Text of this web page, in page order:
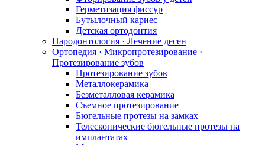
Герметизация фиссур
Бутылочный кариес
Детская ортодонтия
Пародонтология · Лечение десен
Ортопедия · Микропротезирование ·
Протезирование зубов
Протезирование зубов
Металлокерамика
Безметалловая керамика
Съемное протезирование
Бюгельные протезы на замках
Телескопические бюгельные протезы на
имплантатах